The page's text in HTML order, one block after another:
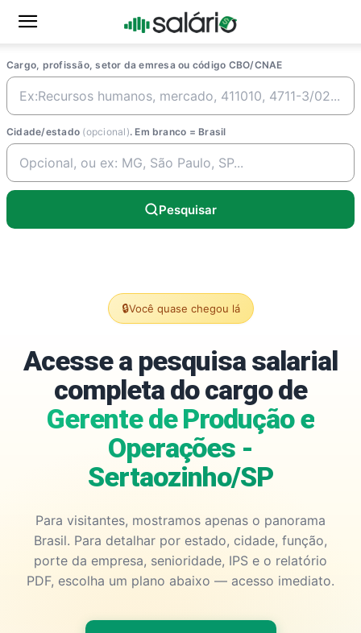
Cargo, profissão, setor da emresa ou código CBO/CNAE
Cidade/estado (opcional). Em branco = Brasil
Pesquisar
🔒Você quase chegou lá
Acesse a pesquisa salarial
completa do cargo de
Gerente de Produção e
Operações -
Sertaozinho/SP
Para visitantes, mostramos apenas o panorama
Brasil. Para detalhar por estado, cidade, função,
porte da empresa, senioridade, IPS e o relatório
PDF, escolha um plano abaixo — acesso imediato.